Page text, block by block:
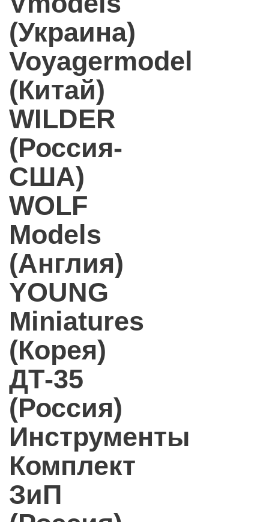
(Украина)
Voyagermodel
(Китай)
WILDER
(Россия-
США)
WOLF
Models
(Англия)
YOUNG
Miniatures
(Корея)
ДТ-35
(Россия)
Инструменты
Комплект
ЗиП